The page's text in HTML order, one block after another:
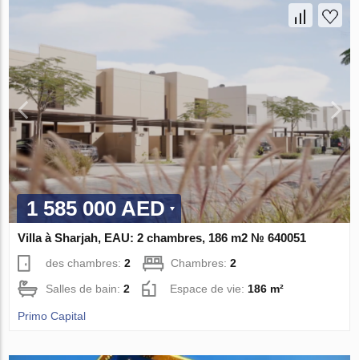
1 585 000 AED
Villa à Sharjah, EAU: 2 chambres, 186 m2 № 640051
des chambres:2 Chambres:2
Salles de bain:2 Espace de vie: 186 m²
Primo Capital